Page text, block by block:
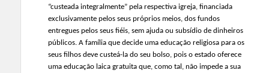
“custeada integralmente” pela respectiva igreja, financiada
exclusivamente pelos seus próprios meios, dos fundos
entregues pelos seus fiéis, sem ajuda ou subsídio de dinheiros
públicos. A família que decide uma educação religiosa para os
seus filhos deve custeá-la do seu bolso, pois o estado oferece
uma educação laica gratuita que, como tal, não impede a sua